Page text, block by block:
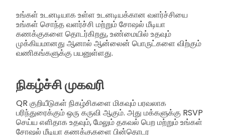
உங்கள் உடனடியாக உள்ள உடனடியக்கான வளர்ச்சியை
உங்கள் சொந்த வளர்ச்சி மற்றும் சோஷல் மீடியா
கணக்குகளை தொடர்கிறது, உண்மையில் உதவும்
முக்கியமானது ஆனால் ஆன்லைன் பொருட்களை விற்கும்
வணிகங்களுக்கு பயனுள்ளது.
நிகழ்ச்சி முகவரி
QR குறியீடுகள் நிகழ்சிகளை மிகவும் பரவலாக
பரிந்துரைக்கும் ஒரு கருவி ஆகும். அது மக்களுக்கு RSVP
செய்ய எளிதாக உதவும், மேலும் தகவல் பெற மற்றும் உங்கள்
சோஷல் மீடியா கணக்குகளை பின்தொடர